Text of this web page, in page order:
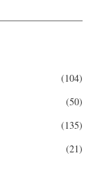
(104)
(50)
(135)
(21)